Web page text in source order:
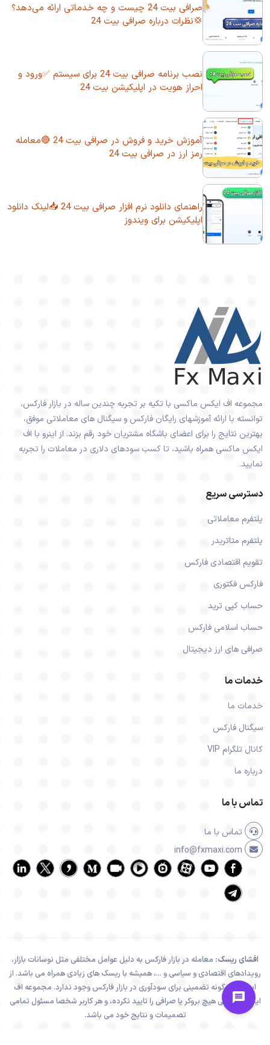
صرافی بیت 24 چیست و چه خدماتی ارائه می‌دهد؟
💢نظرات درباره صرافی بیت 24
نصب برنامه صرافی بیت 24 برای سیستم ✅ورود و
احراز هویت در اپلیکیشن بیت 24
آموزش خرید و فروش در صرافی بیت 24 🔴معامله
رمز ارز در صرافی بیت 24
راهنمای دانلود نرم افزار صرافی بیت 24 📥لینک دانلود
اپلیکیشن برای ویندوز
مجموعه اف ایکس ماکسی با تکیه بر تجربه چندین ساله در بازار فارکس،
توانسته با ارائه آموزشهای رایگان فارکس و سیگنال های معاملاتی موفق،
بهترین نتایج را برای اعضای باشگاه مشتریان خود رقم بزند. از اینرو با اف
ایکس ماکسی همراه باشید، تا کسب سودهای دلاری در معاملات را تجربه
نمایید.
دسترسی سریع
پلتفرم معاملاتی
پلتفرم متاتریدر
تقویم اقتصادی فارکس
فارکس فکتوری
حساب کپی ترید
حساب اسلامی فارکس
صرافی های ارز دیجیتال
خدمات ما
خدمات ما
سیگنال فارکس
کانال تلگرام VIP
درباره ما
تماس با ما
تماس با ما
افشای ریسک: معامله در بازار فارکس به دلیل عوامل مختلفی مثل نوسانات بازار،
رویدادهای اقتصادی و سیاسی و ...، همیشه با ریسک های زیادی همراه می باشد. از
اینرو هیچ گونه تضمینی برای سودآوری در بازار فارکس وجود ندارد. مجموعه اف
ایکس ماکسی هیچ بروکر یا صرافی را تایید نکرده، و هر کاربر شخصا مسئول تمامی
تصمیمات و نتایج خود می باشد.